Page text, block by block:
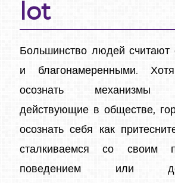
lot
Большинство людей считают
и благонамеренными.
осознать механизмы
действующие в обществе,
осознать себя как
сталкиваемся со своим
поведением или